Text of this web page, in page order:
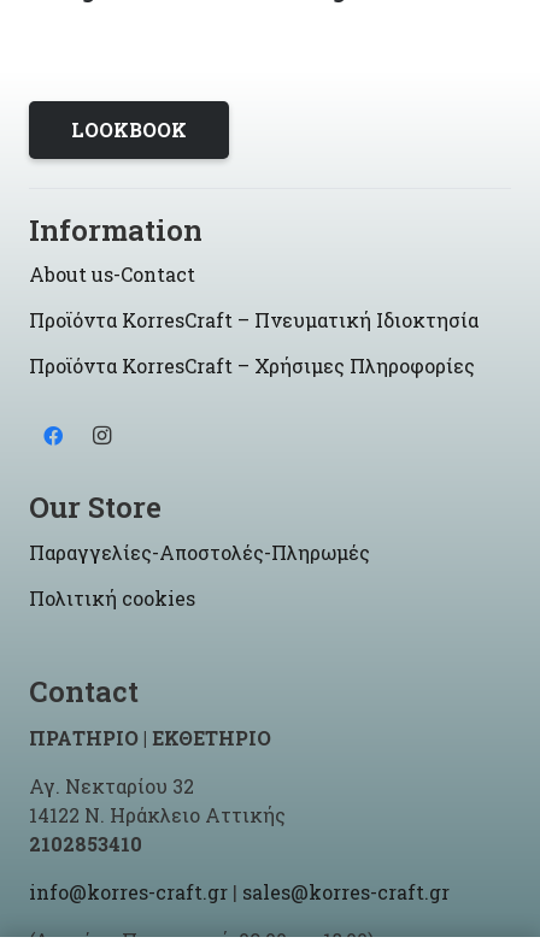
LOOKBOOK
Information
About us-Contact
Προϊόντα KorresCraft – Πνευματική Ιδιοκτησία
Προϊόντα KorresCraft – Χρήσιμες Πληροφορίες
Our Store
Παραγγελίες-Αποστολές-Πληρωμές
Πολιτική cookies
Contact
ΠΡΑΤΗΡΙΟ | ΕΚΘΕΤΗΡΙΟ
Αγ. Νεκταρίου 32
14122 Ν. Ηράκλειο Αττικής
2102853410
info@korres-craft.gr | sales@korres-craft.gr